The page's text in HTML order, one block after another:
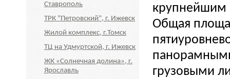
Ставрополь
ТРК "Петровский", г. Ижевск
Жилой комплекс, г.Томск
ТЦ на Удмуртской, г. Ижевск
ЖК «Солнечная долина», г.
Ярославль
крупнейшим
Общая
грузовыми